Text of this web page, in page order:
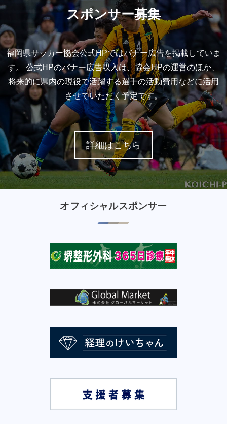
スポンサー募集
福岡県サッカー協会公式HPではバナー広告を掲載していま
す。 公式HPのバナー広告収入は、協会HPの運営のほか、
将来的に県内の現役で活躍する選手の活動費用などに活用
させていただく予定です。
詳細はこちら
オフィシャルスポンサー